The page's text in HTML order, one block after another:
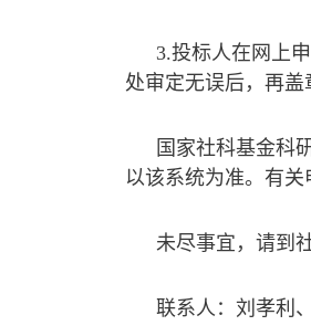
3.投标人在网上
处审定无误后，再
国家社科基金科
以该系统为准。有关
未尽事宜，请到
联系人：刘孝利